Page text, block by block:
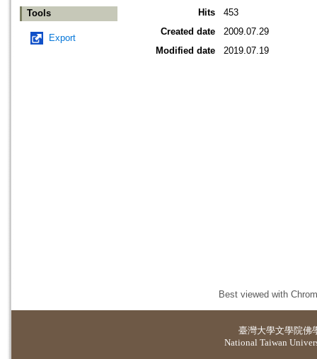
Tools
Export
Hits
453
Created date
2009.07.29
Modified date
2019.07.19
Best viewed with
臺灣大學文學院佛
National Taiwan